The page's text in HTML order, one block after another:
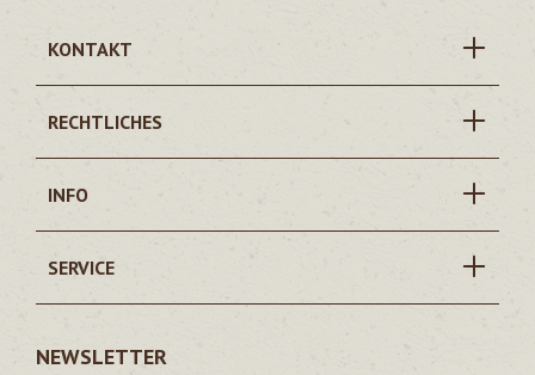
KONTAKT
RECHTLICHES
INFO
SERVICE
NEWSLETTER